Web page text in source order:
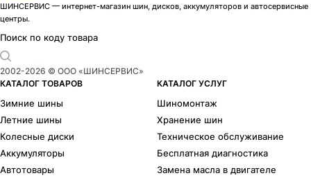
ШИНСЕРВИС — интернет-магазин шин, дисков, аккумуляторов и автосервисные
центры.
Поиск по коду товара
2002-2026 © ООО «ШИНСЕРВИС»
КАТАЛОГ ТОВАРОВ
Зимние шины
Летние шины
Колесные диски
Аккумуляторы
Автотовары
КАТАЛОГ УСЛУГ
Шиномонтаж
Хранение шин
Техническое обслуживание
Бесплатная диагностика
Замена масла в двигателе